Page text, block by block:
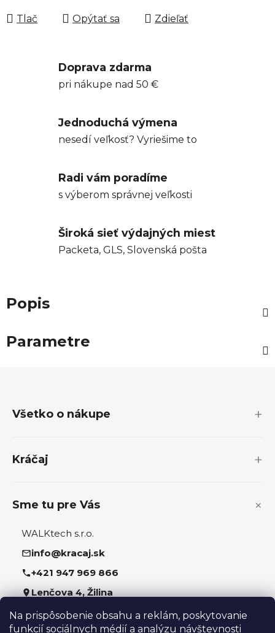
Na prispôsobenie obsahu a reklám, poskytovanie
funkcií sociálnych médií a analýzu návštevnosti
Tlač Opýtať sa Zdieľať
Doprava zdarma
pri nákupe nad 50 €
Jednoduchá výmena
nesedí veľkosť? Vyriešime to
Radi vám poradíme
s výberom správnej veľkosti
Široká sieť výdajných miest
Packeta, GLS, Slovenská pošta
Popis
Parametre
Všetko o nákupe
Kráčaj
Sme tu pre Vás
WALKtech s.r.o.
info@kracaj.sk
+421 947 969 866
Lenčova 4, Žilina
Sledujte nás